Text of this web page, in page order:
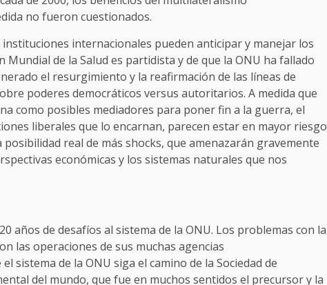
no fueron cuestionados.
internacionales pueden anticipar y manejar los
Mundial de la Salud es partidista y de que la ONU ha fallado
el resurgimiento y la reafirmación de las líneas de
poderes democráticos versus autoritarios. A medida que
como posibles mediadores para poner fin a la guerra, el
liberales que lo encarnan, parecen estar en mayor riesgo
real de más shocks, que amenazarán gravemente
económicas y los sistemas naturales que nos
años de desafíos al sistema de la ONU. Los problemas con la
las operaciones de sus muchas agencias
sistema de la ONU siga el camino de la Sociedad de
del mundo, que fue en muchos sentidos el precursor y la